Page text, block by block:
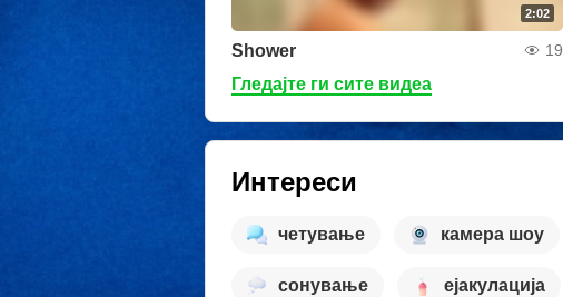
2:02
Shower 19
Гледајте ги сите видеа
Интереси
четување камера шоу
сонување ејакулација